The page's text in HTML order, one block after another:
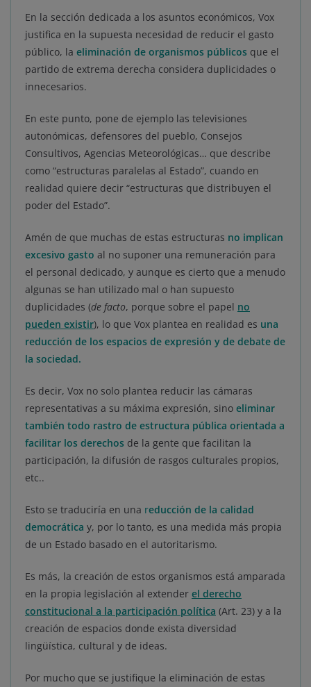
En la sección dedicada a los asuntos económicos, Vox
justifica en la supuesta necesidad de reducir el gasto
público, la eliminación de organismos públicos que el
partido de extrema derecha considera duplicidades o
innecesarios.
En este punto, pone de ejemplo las televisiones
autonómicas, defensores del pueblo, Consejos
Consultivos, Agencias Meteorológicas… que describe
como “estructuras paralelas al Estado”, cuando en
realidad quiere decir “estructuras que distribuyen el
poder del Estado”.
Amén de que muchas de estas estructuras no implican
excesivo gasto al no suponer una remuneración para
el personal dedicado, y aunque es cierto que a menudo
algunas se han utilizado mal o han supuesto
duplicidades (de facto, porque sobre el papel no
pueden existir), lo que Vox plantea en realidad es una
reducción de los espacios de expresión y de debate de
la sociedad.
Es decir, Vox no solo plantea reducir las cámaras
representativas a su máxima expresión, sino eliminar
también todo rastro de estructura pública orientada a
facilitar los derechos de la gente que facilitan la
participación, la difusión de rasgos culturales propios,
etc..
Esto se traduciría en una reducción de la calidad
democrática y, por lo tanto, es una medida más propia
de un Estado basado en el autoritarismo.
Es más, la creación de estos organismos está amparada
en la propia legislación al extender el derecho
constitucional a la participación política (Art. 23) y a la
creación de espacios donde exista diversidad
lingüística, cultural y de ideas.
Por mucho que se justifique la eliminación de estas